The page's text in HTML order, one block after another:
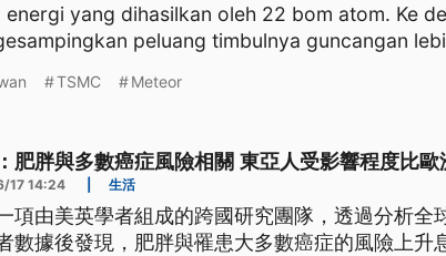
energi yang dihasilkan oleh 22 bom atom. Ke
peluang timbulnya guncangan
wilayah sentral Kyushu dalam waktu
TSMC Meteor
肥胖與多數癌症風險相關 東亞人受影響程度比歐
17 14:24 生活
項由美英學者組成的跨國研究團隊，透過分析全
數據後發現，肥胖與罹患大多數癌症的風險上升